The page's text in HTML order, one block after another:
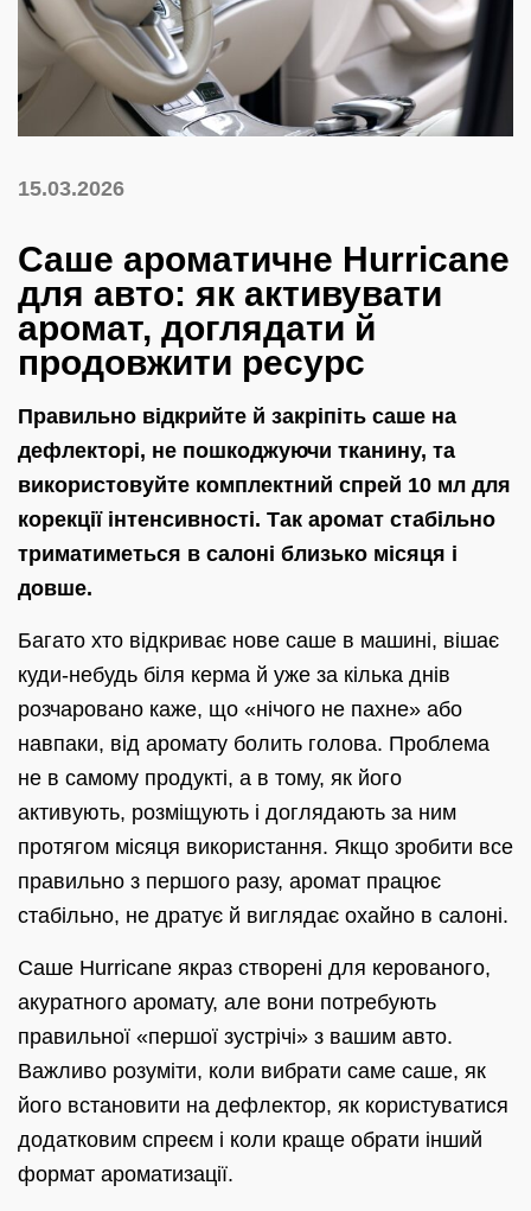
15.03.2026
Саше ароматичне Hurricane
для авто: як активувати
аромат, доглядати й
продовжити ресурс
Правильно відкрийте й закріпіть саше на
дефлекторі, не пошкоджуючи тканину, та
використовуйте комплектний спрей 10 мл для
корекції інтенсивності. Так аромат стабільно
триматиметься в салоні близько місяця і
довше.
Багато хто відкриває нове саше в машині, вішає
куди-небудь біля керма й уже за кілька днів
розчаровано каже, що «нічого не пахне» або
навпаки, від аромату болить голова. Проблема
не в самому продукті, а в тому, як його
активують, розміщують і доглядають за ним
протягом місяця використання. Якщо зробити все
правильно з першого разу, аромат працює
стабільно, не дратує й виглядає охайно в салоні.
Саше Hurricane якраз створені для керованого,
акуратного аромату, але вони потребують
правильної «першої зустрічі» з вашим авто.
Важливо розуміти, коли вибрати саме саше, як
його встановити на дефлектор, як користуватися
додатковим спреєм і коли краще обрати інший
формат ароматизації.